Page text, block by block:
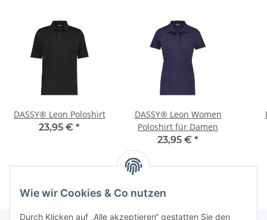
DASSY® Leon Poloshirt
23,95 € *
DASSY® Leon Women
Poloshirt für Damen
23,95 € *
Wie wir Cookies & Co nutzen
Durch Klicken auf „Alle akzeptieren“ gestatten Sie den